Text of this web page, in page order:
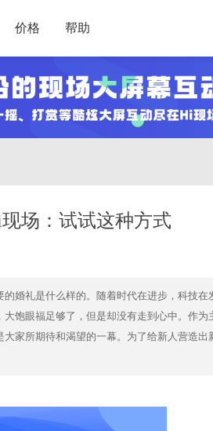
价格 帮助
场：试试这种方式
婚礼是什么样的。随着时代在进步，科技在
饱眼福足够了，但是却没有走到心中。作为
家所期待和渴望的一幕。为了给新人营造出